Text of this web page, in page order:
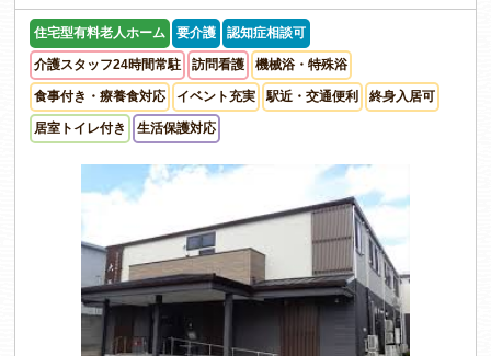
住宅型有料老人ホーム 要介護 認知症相談可
介護スタッフ24時間常駐 訪問看護 機械浴・特殊浴
食事付き・療養食対応 イベント充実 駅近・交通便利 終身入居可
居室トイレ付き 生活保護対応